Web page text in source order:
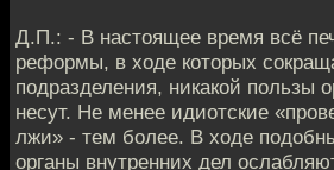
Д.П.: - В настоящее время всё
реформы, в ходе которых
подразделения, никакой пользы
несут. Не менее идиотские
лжи» - тем более. В ходе
органы внутренних дел